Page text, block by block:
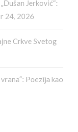
Jerković“:
24, 2026
Crkve Svetog
Poezija kao